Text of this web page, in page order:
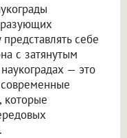
себе
с затянутым
— это
которые